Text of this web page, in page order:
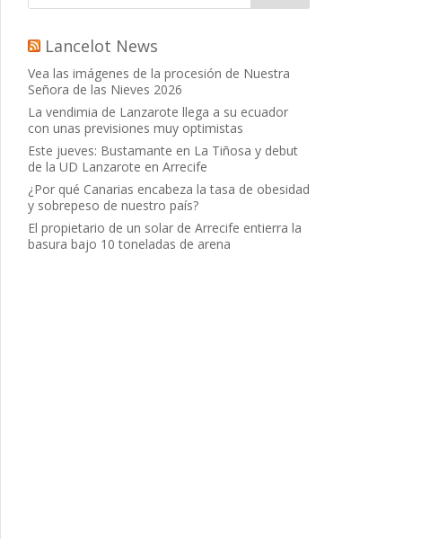
Lancelot News
Vea las imágenes de la procesión de Nuestra
Señora de las Nieves 2026
La vendimia de Lanzarote llega a su ecuador
con unas previsiones muy optimistas
Este jueves: Bustamante en La Tiñosa y debut
de la UD Lanzarote en Arrecife
¿Por qué Canarias encabeza la tasa de obesidad
y sobrepeso de nuestro país?
El propietario de un solar de Arrecife entierra la
basura bajo 10 toneladas de arena